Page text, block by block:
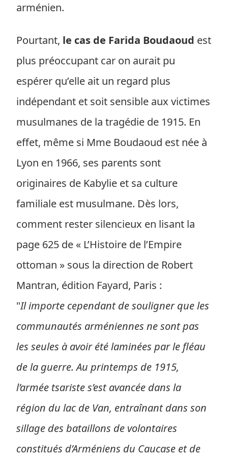
arménien.
Pourtant, le cas de Farida Boudaoud est
plus préoccupant car on aurait pu
espérer qu’elle ait un regard plus
indépendant et soit sensible aux victimes
musulmanes de la tragédie de 1915. En
effet, même si Mme Boudaoud est née à
Lyon en 1966, ses parents sont
originaires de Kabylie et sa culture
familiale est musulmane. Dès lors,
comment rester silencieux en lisant la
page 625 de « L’Histoire de l’Empire
ottoman » sous la direction de Robert
Mantran, édition Fayard, Paris :
"Il importe cependant de souligner que les
communautés arméniennes ne sont pas
les seules à avoir été laminées par le fléau
de la guerre. Au printemps de 1915,
l’armée tsariste s’est avancée dans la
région du lac de Van, entraînant dans son
sillage des bataillons de volontaires
constitués d’Arméniens du Caucase et de